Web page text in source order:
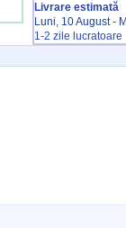
Livrare estimată
Luni, 10 August -
1-2 zile lucratoare